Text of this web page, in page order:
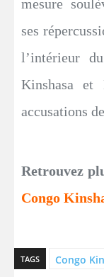
mesure
ses
l’intérieur
Kinshasa
accusations
Retrouvez
Congo
TAGS Congo